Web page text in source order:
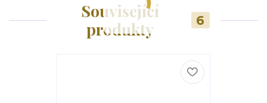
Související
produkty
6